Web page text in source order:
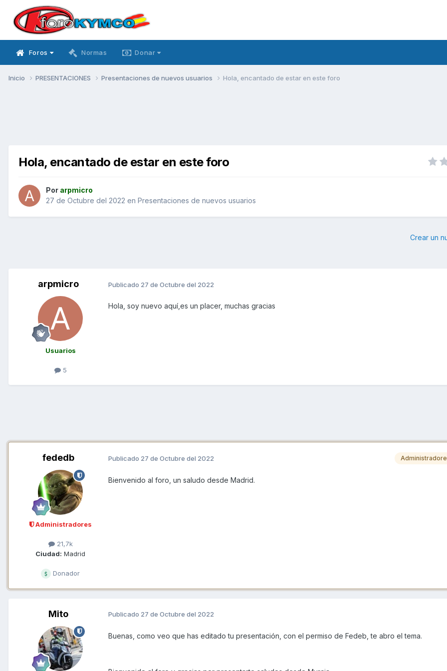
Foros Normas Donar
Inicio PRESENTACIONES Presentaciones de nuevos usuarios Hola, encantado de estar en este foro
Hola, encantado de estar en este foro
Por arpmicro
27 de Octubre del 2022 en Presentaciones de nuevos usuarios
Crear un
arpmicro
Usuarios
5
Publicado 27 de Octubre del 2022
Hola, soy nuevo aquí,es un placer, muchas gracias
fededb
Administradores
21,7k
Ciudad: Madrid
Donador
Publicado 27 de Octubre del 2022
Bienvenido al foro, un saludo desde Madrid.
Mito Publicado 27 de Octubre del 2022
Buenas, como veo que has editado tu presentación, con el permiso de Fedeb, te abro el tema.